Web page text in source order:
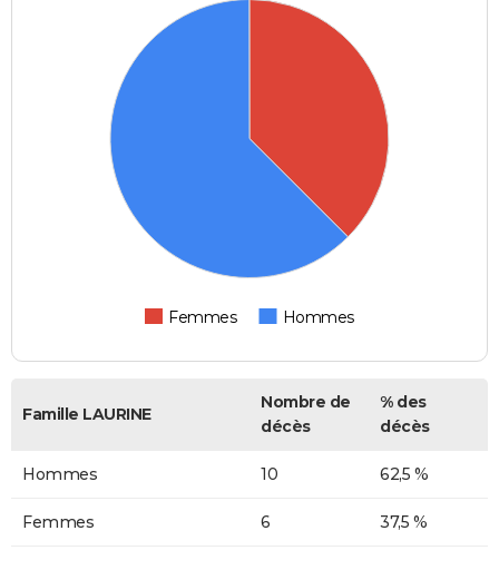
Femmes Hommes
Famille LAURINE
Nombre de
décès
% des
décès
Hommes 10 62,5 %
Femmes 6 37,5 %